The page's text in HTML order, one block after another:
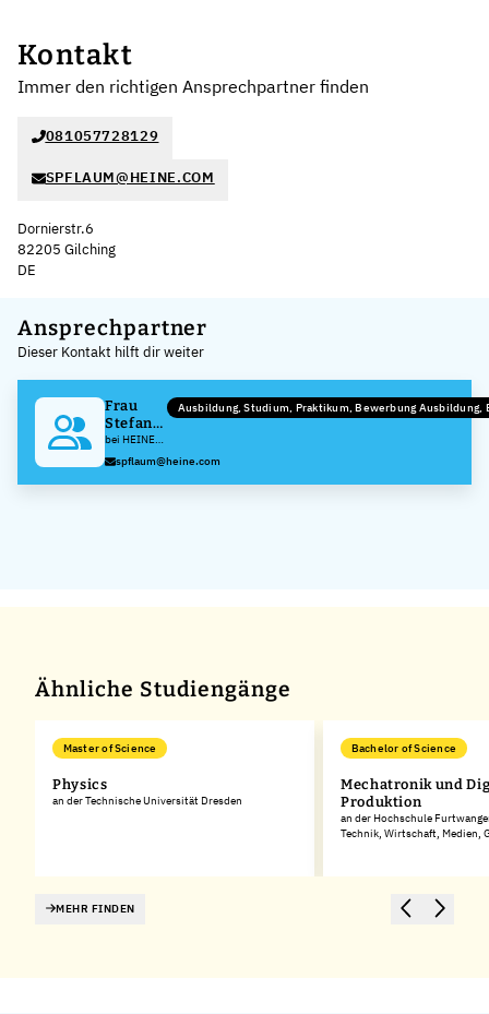
Kontakt
Immer den richtigen Ansprechpartner finden
081057728129
SPFLAUM@HEINE.COM
Dornierstr.6
82205 Gilching
DE
+
−
Ansprechpartner
Dieser Kontakt hilft dir weiter
Frau
Stefanie
Pflaum
bei HEINE
Optotechnik
GmbH & Co.
KG
Ausbildung, Studium, Praktikum, Bewerbung Ausbildung,
spflaum@heine.com
Ähnliche Studiengänge
Master of Science
Physics
an der Technische Universität Dresden
Bachelor of Science
Mechatronik und
Produktion
an der Hochschule
Technik, Wirtschaft, Medien,
MEHR FINDEN